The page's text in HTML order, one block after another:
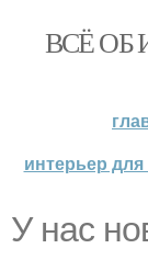
ВСЁ ОБ
интерьер
У нас